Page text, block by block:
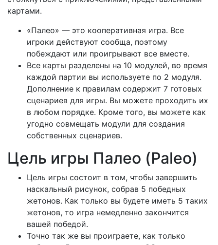
картами.
«Палео» — это кооперативная игра. Все
игроки действуют сообща, поэтому
побеждают или проигрывают все вместе.
Все карты разделены на 10 модулей, во время
каждой партии вы используете по 2 модуля.
Дополнение к правилам содержит 7 готовых
сценариев для игры. Вы можете проходить их
в любом порядке. Кроме того, вы можете как
угодно совмещать модули для создания
собственных сценариев.
Цель игры Палео (Paleo)
Цель игры состоит в том, чтобы завершить
наскальный рисунок, собрав 5 победных
жетонов. Как только вы будете иметь 5 таких
жетонов, то игра немедленно закончится
вашей победой.
Точно так же вы проиграете, как только